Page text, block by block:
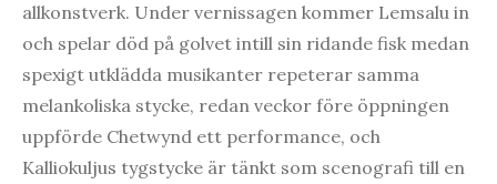
allkonstverk. Under vernissagen kommer Lemsalu in
och spelar död på golvet intill sin ridande fisk medan
spexigt utklädda musikanter repeterar samma
melankoliska stycke, redan veckor före öppningen
uppförde Chetwynd ett performance, och
Kalliokuljus tygstycke är tänkt som scenografi till en